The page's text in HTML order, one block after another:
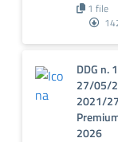
1 file
DDG n.
27/05/
2021/
2026